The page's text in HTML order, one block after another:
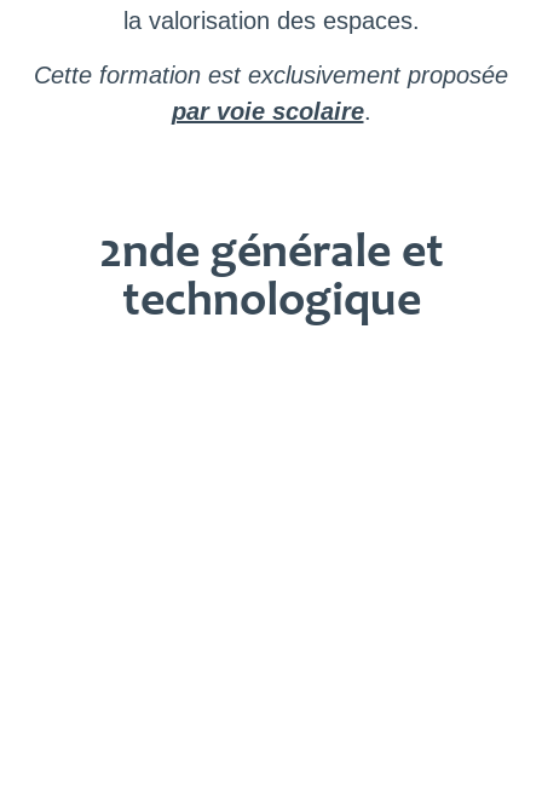
la valorisation des espaces.
Cette formation est exclusivement proposée
par voie scolaire.
2nde générale et
technologique